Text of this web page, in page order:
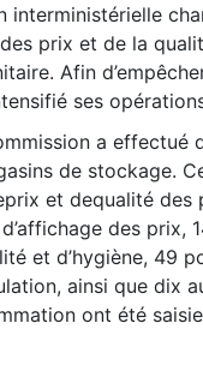
interministérielle
prix et de la
Afin
ses
a effectué
de stockage.
et dequalité des
des
et d’hygiène, 49
ainsi que dix
ont été